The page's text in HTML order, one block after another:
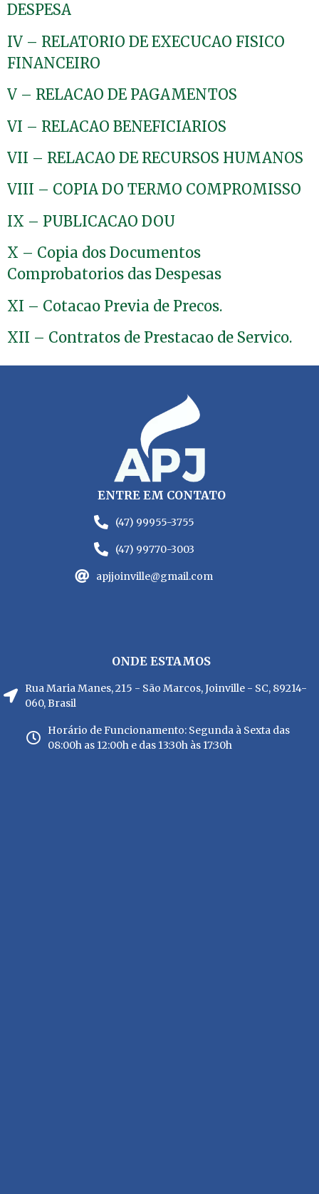
DESPESA
IV – RELATORIO DE EXECUCAO FISICO
FINANCEIRO
V – RELACAO DE PAGAMENTOS
VI – RELACAO BENEFICIARIOS
VII – RELACAO DE RECURSOS HUMANOS
VIII – COPIA DO TERMO COMPROMISSO
IX – PUBLICACAO DOU
X – Copia dos Documentos
Comprobatorios das Despesas
XI – Cotacao Previa de Precos.
XII – Contratos de Prestacao de Servico.
ENTRE EM CONTATO
(47) 99955-3755
(47) 99770-3003
apjjoinville@gmail.com
ONDE ESTAMOS
Rua Maria Manes, 215 - São Marcos, Joinville - SC, 89214-
060, Brasil
Horário de Funcionamento: Segunda à Sexta das
08:00h as 12:00h e das 13:30h às 17:30h